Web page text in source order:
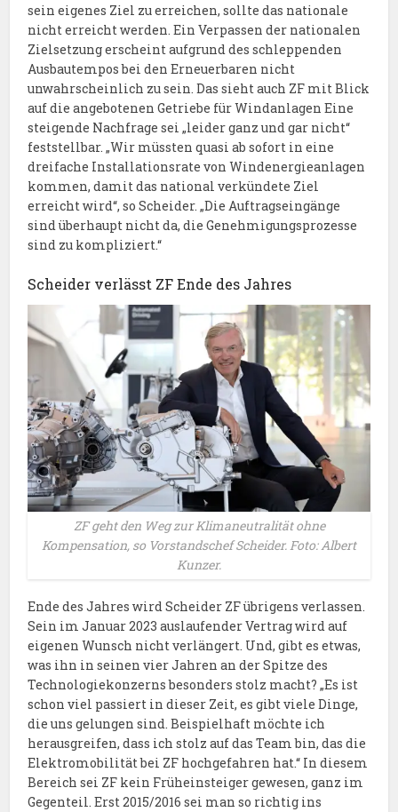
sein eigenes Ziel zu erreichen, sollte das nationale
nicht erreicht werden. Ein Verpassen der nationalen
Zielsetzung erscheint aufgrund des schleppenden
Ausbautempos bei den Erneuerbaren nicht
unwahrscheinlich zu sein. Das sieht auch ZF mit Blick
auf die angebotenen Getriebe für Windanlagen Eine
steigende Nachfrage sei „leider ganz und gar nicht“
feststellbar. „Wir müssten quasi ab sofort in eine
dreifache Installationsrate von Windenergieanlagen
kommen, damit das national verkündete Ziel
erreicht wird“, so Scheider. „Die Auftragseingänge
sind überhaupt nicht da, die Genehmigungsprozesse
sind zu kompliziert.“
Scheider verlässt ZF Ende des Jahres
ZF geht den Weg zur Klimaneutralität ohne
Kompensation, so Vorstandschef Scheider. Foto: Albert
Kunzer.
Ende des Jahres wird Scheider ZF übrigens verlassen.
Sein im Januar 2023 auslaufender Vertrag wird auf
eigenen Wunsch nicht verlängert. Und, gibt es etwas,
was ihn in seinen vier Jahren an der Spitze des
Technologiekonzerns besonders stolz macht? „Es ist
schon viel passiert in dieser Zeit, es gibt viele Dinge,
die uns gelungen sind. Beispielhaft möchte ich
herausgreifen, dass ich stolz auf das Team bin, das die
Elektromobilität bei ZF hochgefahren hat.“ In diesem
Bereich sei ZF kein Früheinsteiger gewesen, ganz im
Gegenteil. Erst 2015/2016 sei man so richtig ins